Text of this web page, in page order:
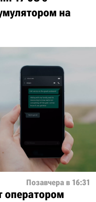
на
Позавчера в 16:31
оператором